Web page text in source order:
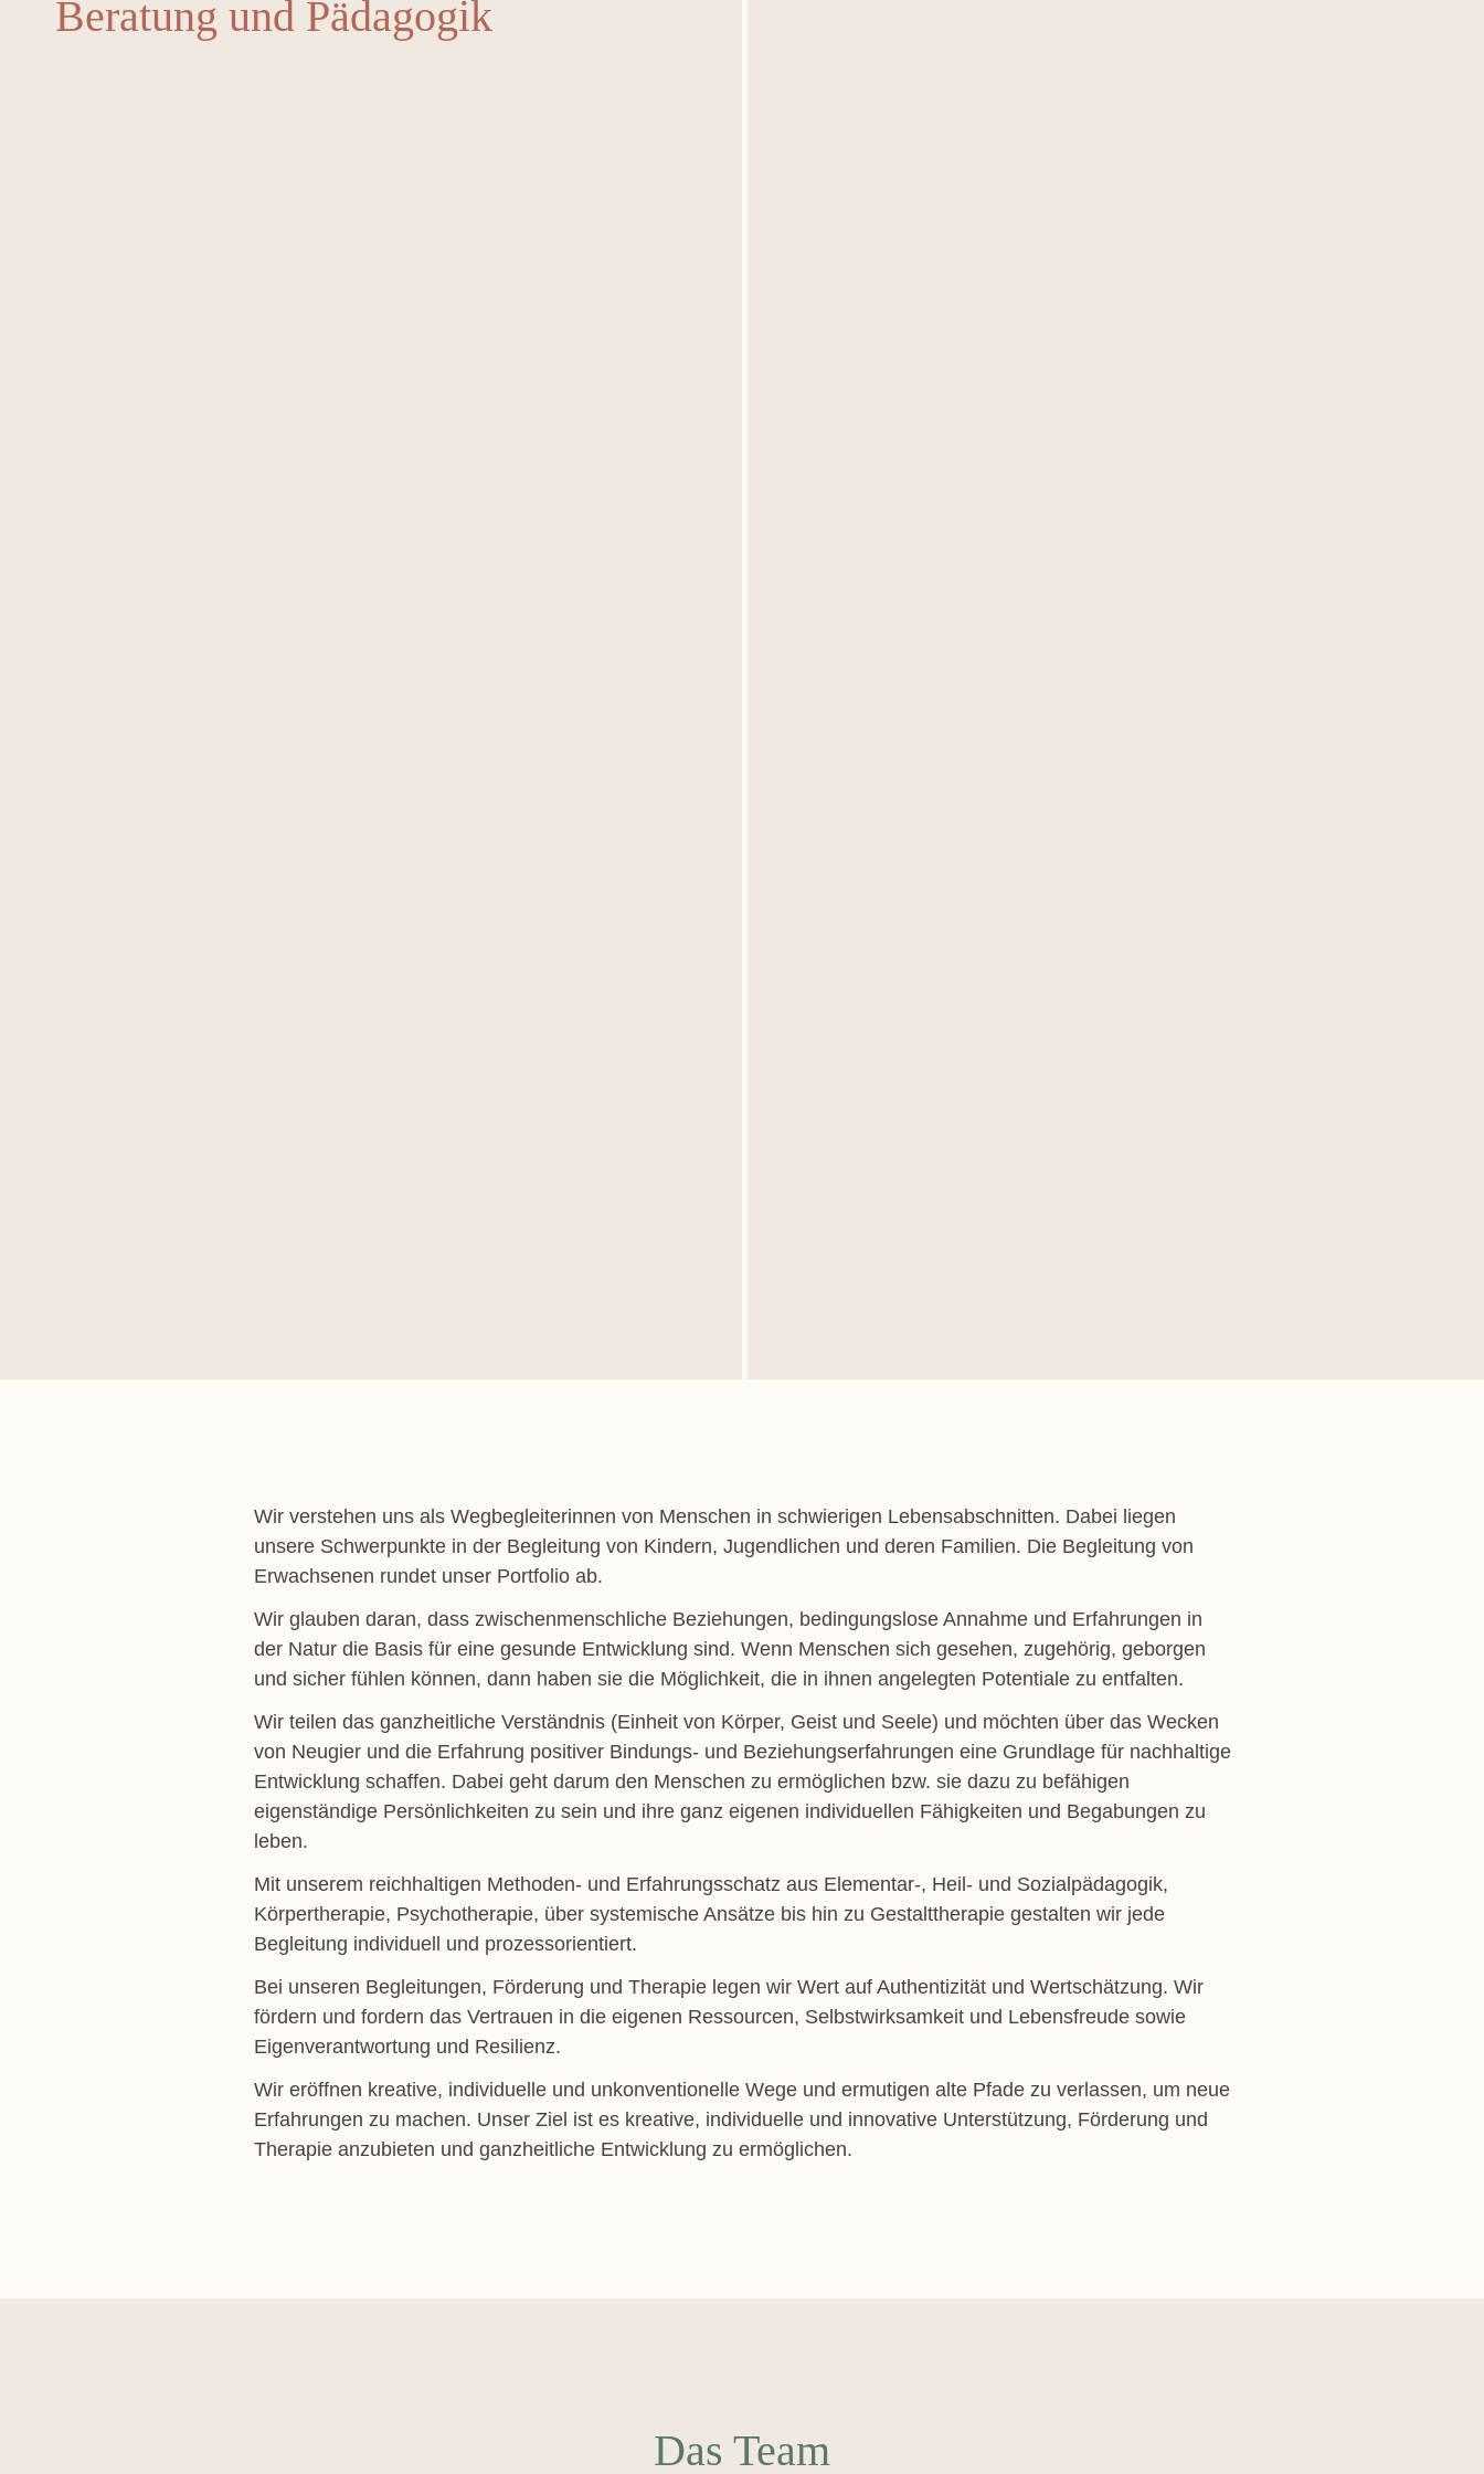
Beratung und Pädagogik
Wir verstehen uns als Wegbegleiterinnen von Menschen in schwierigen Lebensabschnitten. Dabei liegen
unsere Schwerpunkte in der Begleitung von Kindern, Jugendlichen und deren Familien. Die Begleitung von
Erwachsenen rundet unser Portfolio ab.
Wir glauben daran, dass zwischenmenschliche Beziehungen, bedingungslose Annahme und Erfahrungen in
der Natur die Basis für eine gesunde Entwicklung sind. Wenn Menschen sich gesehen, zugehörig, geborgen
und sicher fühlen können, dann haben sie die Möglichkeit, die in ihnen angelegten Potentiale zu entfalten.
Wir teilen das ganzheitliche Verständnis (Einheit von Körper, Geist und Seele) und möchten über das Wecken
von Neugier und die Erfahrung positiver Bindungs- und Beziehungserfahrungen eine Grundlage für nachhaltige
Entwicklung schaffen. Dabei geht darum den Menschen zu ermöglichen bzw. sie dazu zu befähigen
eigenständige Persönlichkeiten zu sein und ihre ganz eigenen individuellen Fähigkeiten und Begabungen zu
leben.
Mit unserem reichhaltigen Methoden- und Erfahrungsschatz aus Elementar-, Heil- und Sozialpädagogik,
Körpertherapie, Psychotherapie, über systemische Ansätze bis hin zu Gestalttherapie gestalten wir jede
Begleitung individuell und prozessorientiert.
Bei unseren Begleitungen, Förderung und Therapie legen wir Wert auf Authentizität und Wertschätzung. Wir
fördern und fordern das Vertrauen in die eigenen Ressourcen, Selbstwirksamkeit und Lebensfreude sowie
Eigenverantwortung und Resilienz.
Wir eröffnen kreative, individuelle und unkonventionelle Wege und ermutigen alte Pfade zu verlassen, um neue
Erfahrungen zu machen. Unser Ziel ist es kreative, individuelle und innovative Unterstützung, Förderung und
Therapie anzubieten und ganzheitliche Entwicklung zu ermöglichen.
Das Team